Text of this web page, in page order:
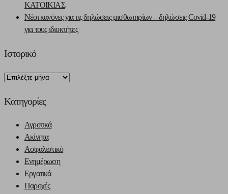
ΚΑΤΟΙΚΙΑΣ
Νέοι κανόνες για τις δηλώσεις μισθωτηρίων – δηλώσεις Covid-19
για τους ιδιοκτήτες
Ιστορικό
Ιστορικό
Kατηγορίες
Αγροτικά
Ακίνητα
Ασφαλιστικό
Ενημέρωση
Εργατικά
Παροχές